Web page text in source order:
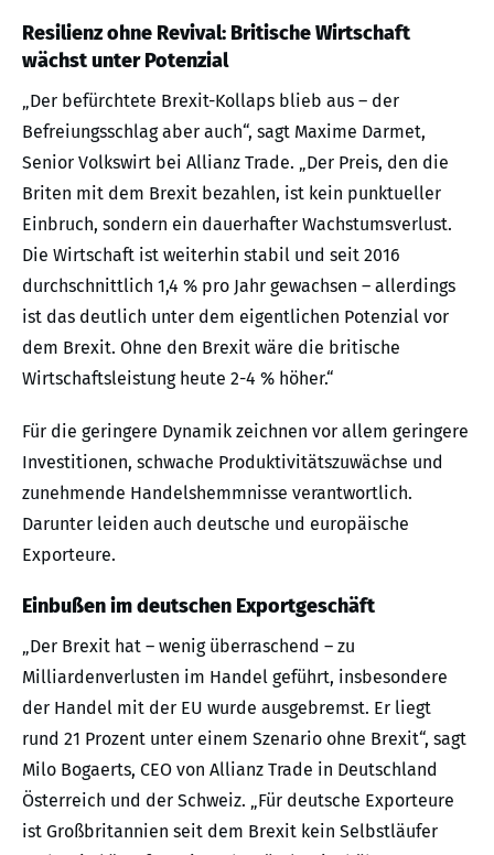
Resilienz ohne Revival: Britische Wirtschaft
wächst unter Potenzial
„Der befürchtete Brexit-Kollaps blieb aus – der
Befreiungsschlag aber auch“, sagt Maxime Darmet,
Senior Volkswirt bei Allianz Trade. „Der Preis, den die
Briten mit dem Brexit bezahlen, ist kein punktueller
Einbruch, sondern ein dauerhafter Wachstumsverlust.
Die Wirtschaft ist weiterhin stabil und seit 2016
durchschnittlich 1,4 % pro Jahr gewachsen – allerdings
ist das deutlich unter dem eigentlichen Potenzial vor
dem Brexit. Ohne den Brexit wäre die britische
Wirtschaftsleistung heute 2-4 % höher.“
Für die geringere Dynamik zeichnen vor allem geringere
Investitionen, schwache Produktivitätszuwächse und
zunehmende Handelshemmnisse verantwortlich.
Darunter leiden auch deutsche und europäische
Exporteure.
Einbußen im deutschen Exportgeschäft
„Der Brexit hat – wenig überraschend – zu
Milliardenverlusten im Handel geführt, insbesondere
der Handel mit der EU wurde ausgebremst. Er liegt
rund 21 Prozent unter einem Szenario ohne Brexit“, sagt
Milo Bogaerts, CEO von Allianz Trade in Deutschland
Österreich und der Schweiz. „Für deutsche Exporteure
ist Großbritannien seit dem Brexit kein Selbstläufer